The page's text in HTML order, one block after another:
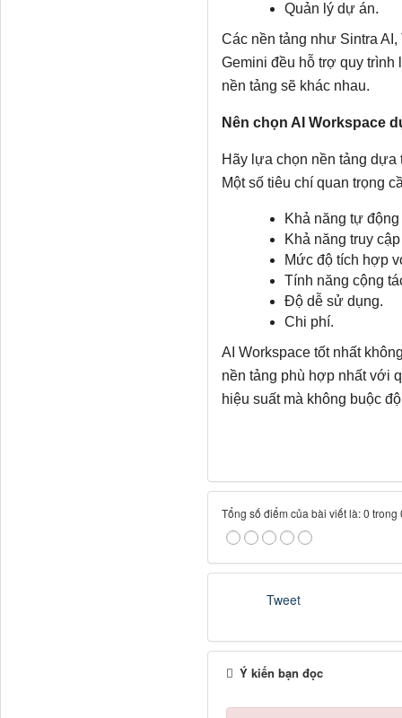
Quản lý dự án.
Các nền tảng như Sintra
Gemini đều hỗ trợ quy trình
nền tảng sẽ khác nhau.
Nên chọn AI Workspace
Hãy lựa chọn nền tảng dựa
Một số tiêu chí quan trọng
Khả năng tự
Khả năng truy
Mức độ tích hợp
Tính năng cộng
Độ dễ sử dụng.
Chi phí.
AI Workspace tốt nhất
nền tảng phù hợp nhất với
hiệu suất mà không buộc
Tổng số điểm của bài viết là: 0 trong
Tweet
Ý kiến bạn đọc